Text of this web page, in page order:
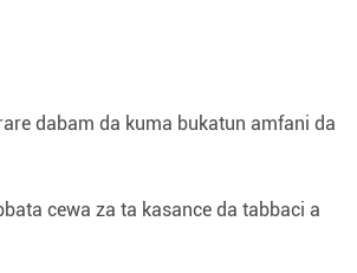
dabam da kuma bukatun amfani da
cewa za ta kasance da tabbaci a